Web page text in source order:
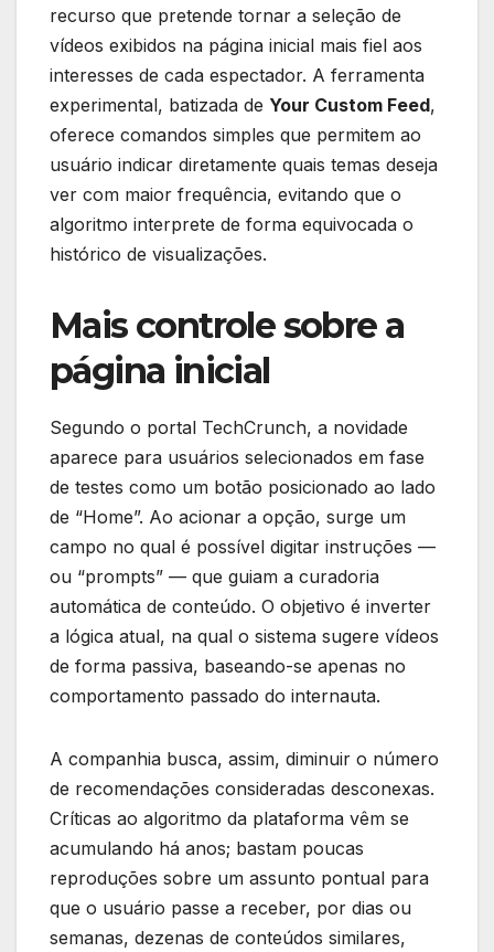
recurso que pretende tornar a seleção de
vídeos exibidos na página inicial mais fiel aos
interesses de cada espectador. A ferramenta
experimental, batizada de Your Custom Feed,
oferece comandos simples que permitem ao
usuário indicar diretamente quais temas deseja
ver com maior frequência, evitando que o
algoritmo interprete de forma equivocada o
histórico de visualizações.
Mais controle sobre a
página inicial
Segundo o portal TechCrunch, a novidade
aparece para usuários selecionados em fase
de testes como um botão posicionado ao lado
de “Home”. Ao acionar a opção, surge um
campo no qual é possível digitar instruções —
ou “prompts” — que guiam a curadoria
automática de conteúdo. O objetivo é inverter
a lógica atual, na qual o sistema sugere vídeos
de forma passiva, baseando-se apenas no
comportamento passado do internauta.
A companhia busca, assim, diminuir o número
de recomendações consideradas desconexas.
Críticas ao algoritmo da plataforma vêm se
acumulando há anos; bastam poucas
reproduções sobre um assunto pontual para
que o usuário passe a receber, por dias ou
semanas, dezenas de conteúdos similares,